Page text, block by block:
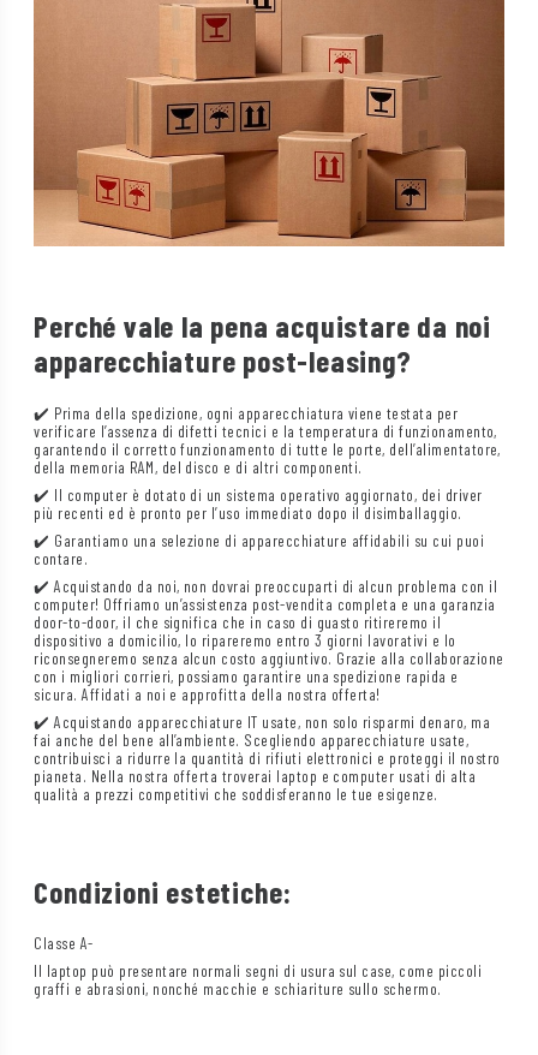
Perché vale la pena acquistare da noi
apparecchiature post-leasing?
✔️ Prima della spedizione, ogni apparecchiatura viene testata per
verificare l’assenza di difetti tecnici e la temperatura di funzionamento,
garantendo il corretto funzionamento di tutte le porte, dell’alimentatore,
della memoria RAM, del disco e di altri componenti.
✔️ Il computer è dotato di un sistema operativo aggiornato, dei driver
più recenti ed è pronto per l’uso immediato dopo il disimballaggio.
✔️ Garantiamo una selezione di apparecchiature affidabili su cui puoi
contare.
✔️ Acquistando da noi, non dovrai preoccuparti di alcun problema con il
computer! Offriamo un’assistenza post-vendita completa e una garanzia
door-to-door, il che significa che in caso di guasto ritireremo il
dispositivo a domicilio, lo ripareremo entro 3 giorni lavorativi e lo
riconsegneremo senza alcun costo aggiuntivo. Grazie alla collaborazione
con i migliori corrieri, possiamo garantire una spedizione rapida e
sicura. Affidati a noi e approfitta della nostra offerta!
✔️ Acquistando apparecchiature IT usate, non solo risparmi denaro, ma
fai anche del bene all’ambiente. Scegliendo apparecchiature usate,
contribuisci a ridurre la quantità di rifiuti elettronici e proteggi il nostro
pianeta. Nella nostra offerta troverai laptop e computer usati di alta
qualità a prezzi competitivi che soddisferanno le tue esigenze.
Condizioni estetiche:
Classe A-
Il laptop può presentare normali segni di usura sul case, come piccoli
graffi e abrasioni, nonché macchie e schiariture sullo schermo.